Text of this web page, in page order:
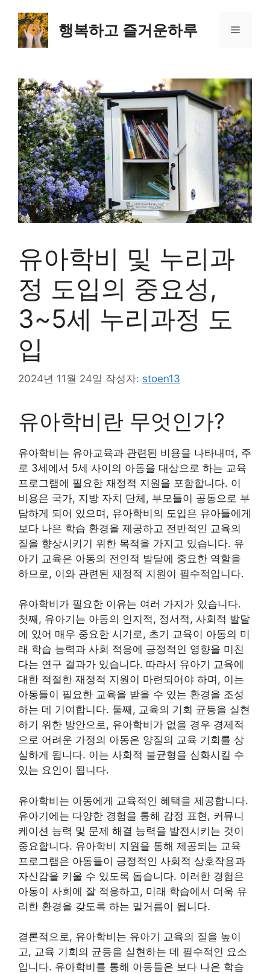
행복하고 즐거운하루 메
유아학비 및 누리과
정 도입의 중요성,
3~5세 누리과정 도
입
2024년 11월 24일 작성자: stoen13
유아학비란 무엇인가?
유아학비는 유아교육과 관련된 비용을 나타내며, 주
로 3세에서 5세 사이의 아동을 대상으로 하는 교육
프로그램에 필요한 재정적 지원을 포함합니다. 이
비용은 국가, 지방 자치 단체, 부모들이 공동으로 부
담하게 되어 있으며, 유아학비의 도입은 유아들에게
보다 나은 학습 환경을 제공하고 전반적인 교육의
질을 향상시키기 위한 목적을 가지고 있습니다. 유
아기 교육은 아동의 전인적 발달에 중요한 역할을
하므로, 이와 관련된 재정적 지원이 필수적입니다.
유아학비가 필요한 이유는 여러 가지가 있습니다.
첫째, 유아기는 아동의 인지적, 정서적, 사회적 발달
에 있어 매우 중요한 시기로, 초기 교육이 아동의 미
래 학습 능력과 사회 적응에 긍정적인 영향을 미친
다는 연구 결과가 있습니다. 따라서 유아기 교육에
대한 적절한 재정적 지원이 마련되어야 하며, 이는
아동들이 필요한 교육을 받을 수 있는 환경을 조성
하는 데 기여합니다. 둘째, 교육의 기회 균등을 실현
하기 위한 방안으로, 유아학비가 없을 경우 경제적
으로 어려운 가정의 아동은 양질의 교육 기회를 상
실하게 됩니다. 이는 사회적 불균형을 심화시킬 수
있는 요인이 됩니다.
유아학비는 아동에게 교육적인 혜택을 제공합니다.
유아기에는 다양한 경험을 통해 감정 표현, 커뮤니
케이션 능력 및 문제 해결 능력을 발전시키는 것이
중요합니다. 유아학비 지원을 통해 제공되는 교육
프로그램은 아동들이 긍정적인 사회적 상호작용과
자신감을 키울 수 있도록 돕습니다. 이러한 경험은
아동이 사회에 잘 적응하고, 미래 학습에서 더욱 유
리한 환경을 갖도록 하는 밑거름이 됩니다.
결론적으로, 유아학비는 유아기 교육의 질을 높이
고, 교육 기회의 균등을 실현하는 데 필수적인 요소
입니다. 유아학비를 통해 아동들은 보다 나은 학습